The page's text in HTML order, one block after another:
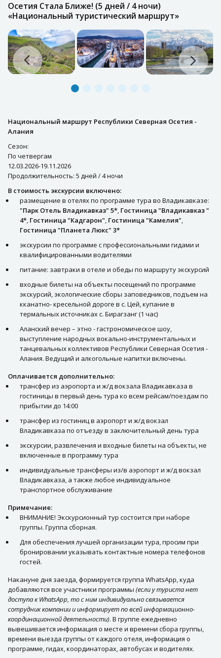
Осетия Стала Ближе! (5 дней / 4 ночи)
«Национальный туристический маршрут»
Национальный маршрут Республики Северная Осетия -
Алания
Сезон:
По четвергам
12.03.2026-19.11.2026
Продолжительность: 5 дней / 4 ночи
В стоимость экскурсии включено:
размещение в отелях по программе тура во Владикавказе:
"Парк Отель Владикавказ" 5* Гостиница "Владикавказ "
4* Гостиница "Кадгарон" Гостиница "Камелия"
Гостиница "Планета Люкс" 3*
экскурсии по программе с профессиональными гидами и
квалифицированными водителями
питание: завтраки в отеле и обеды по маршруту экскурсий
входные билеты на объекты посещений по программе
экскурсий, экологические сборы заповедников, подъем на
кканатно- кресельной дороге в с. Цей, купание в
термальных источниках с. Бирагзанг (1 час)
Аланский вечер – этно - гастрономическое шоу,
выступление народных вокально-инструментальных и
танцевальных коллективов Республики Северная Осетия -
Алания. Ведущий и алкогольные напитки включены.
Оплачивается дополнительно:
трансфер из аэропорта и ж/д вокзала Владикавказа в
гостиницы в первый день тура ко всем рейсам/поездам по
прибытии до 14:00
трансфер из гостиниц в аэропорт и ж/д вокзал
Владикавказа по отъезду в заключительный день тура
экскурсии, развлечения и входные билеты на объекты, не
включенные в программу тура
индивидуальные трансферы из/в аэропорт и ж/д вокзал
Владикавказа, а также любое индивидуальное
транспортное обслуживание
Примечание:
ВНИМАНИЕ! Экскурсионный тур состоится при наборе
группы. Группа сборная.
Для обеспечения лучшей организации тура, просим при
бронировании указывать контактные номера телефонов
гостей.
Накануне дня заезда, формируется группа WhatsApp, куда
добавляются все участники программы (если у туриста нет
доступа к WhatsApp, то с ним индивидуально связывается
сотрудник компании и информирует по всей информационно-
координационной деятельности). В группе ежедневно
вывешивается информация о месте и времени сбора группы,
времени выезда группы от каждого отеля, информация о
программе, гидах, координаторах, автобусах и водителях.